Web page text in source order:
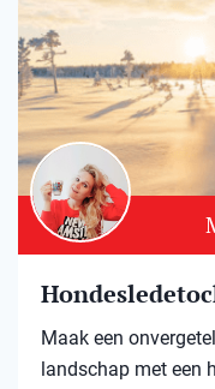
Maak een
landschap met een